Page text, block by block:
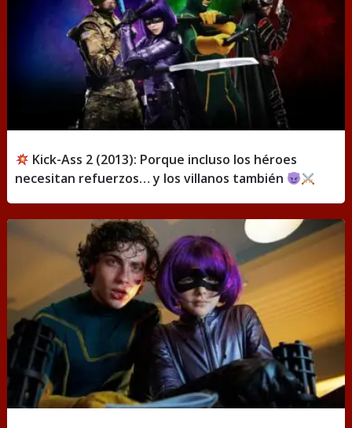
Kick-Ass 2 (2013): Porque incluso los héroes
necesitan refuerzos… y los villanos también